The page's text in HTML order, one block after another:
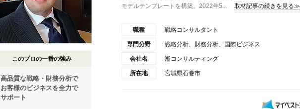
このプロの一番の強み
高品質な戦略・財務分析で
お客様のビジネスを全力で
サポート
モデルテンプレートを構築。2022年5...
取材記事の続きを見る≫
職種 戦略コンサルタント
専門分野 戦略分析、財務分析、国際ビジネス
会社名 漸コンサルティング
所在地 宮城県石巻市